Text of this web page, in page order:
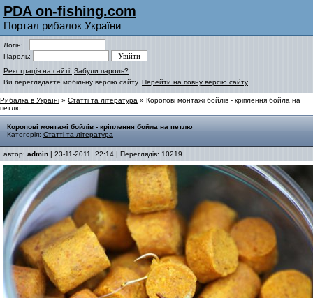
PDA on-fishing.com
Портал рибалок України
Логін:
Пароль:
Реєстрація на сайті! Забули пароль?
Ви переглядаєте мобільну версію сайту. Перейти на повну версію сайту
Рибалка в Україні » Статті та література » Коропові монтажі бойлів - кріплення бойла на
петлю
Коропові монтажі бойлів - кріплення бойла на петлю
Категорія: Статті та література
автор: admin | 23-11-2011, 22:14 | Переглядів: 10219